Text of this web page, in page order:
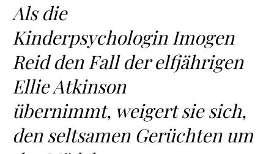
Als die
Kinderpsychologin Imogen
Reid den Fall der elfjährigen
Ellie Atkinson
übernimmt, weigert sie sich,
den seltsamen Gerüchten um